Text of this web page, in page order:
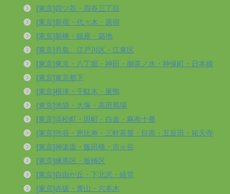
[東京]四ツ谷・四谷三丁目
[東京]新宿・代々木・原宿
[東京]新橋・銀座・築地
[東京]月島、江戸川区・江東区
[東京]東京・八丁堀・神田・御茶ノ水・神保町・日本橋
[東京]東京都下
[東京]根津・千駄木・巣鴨
[東京]池袋・大塚・高田馬場
[東京]浜松町・田町・白金・麻布十番
[東京]渋谷・恵比寿・三軒茶屋・目黒・五反田・祐天寺
[東京]神楽坂・飯田橋・市ヶ谷
[東京]練馬区・板橋区
[東京]自由が丘・下北沢・経堂
[東京]赤坂・青山・六本木